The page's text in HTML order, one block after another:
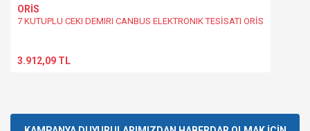
ORİS
7 KUTUPLU CEKI DEMIRI CANBUS ELEKTRONIK TESİSATI ORİS
3.912,09 TL